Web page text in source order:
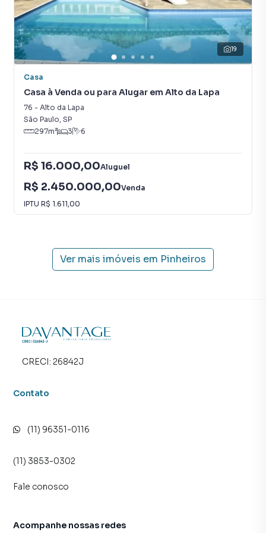
19
Casa
Casa à Venda ou para Alugar em Alto da Lapa
76 - Alto da Lapa
São Paulo, SP
297m² 3 6
R$ 16.000,00Aluguel
R$ 2.450.000,00Venda
IPTU R$ 1.611,00
Ver mais imóveis em Pinheiros
CRECI: 26842J
Contato
(11) 96351-0116
(11) 3853-0302
Fale conosco
Acompanhe nossas redes